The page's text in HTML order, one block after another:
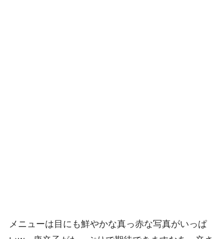
メニューは目にも鮮やかな真っ赤な写真がいっぱ